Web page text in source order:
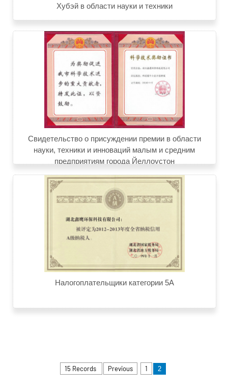
Хубэй в области науки и техники
Свидетельство о присуждении премии в области
науки, техники и инноваций малым и средним
предприятиям города Йеллоустон
Налогоплательщики категории 5А
15 Records Previous 1 2